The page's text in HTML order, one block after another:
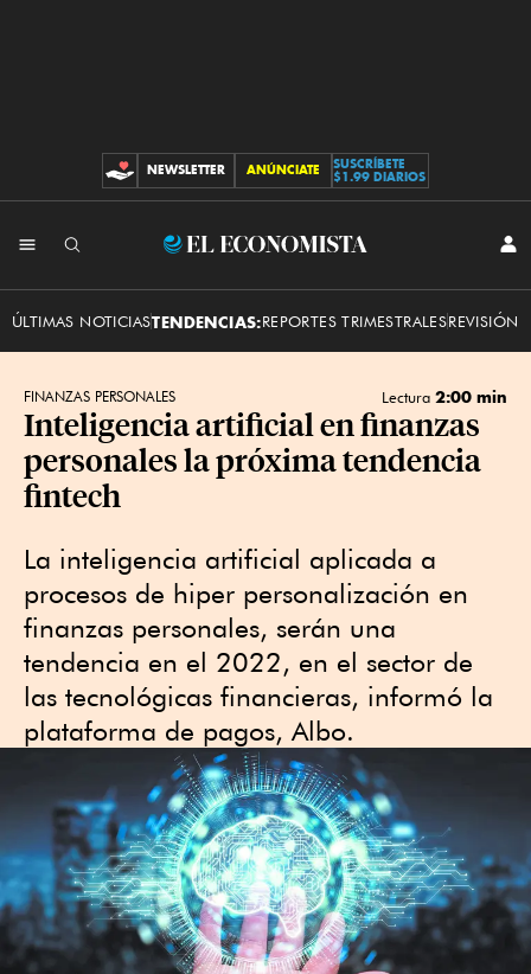
CONTRIBUCIONES
NEWSLETTER ANÚNCIATE
SUSCRÍBETE
$1.99 DIARIOS
El
ÚLTIMAS NOTICIASTENDENCIAS:REPORTES TRIMESTRALESREVISIÓN
FINANZAS PERSONALES Lectura 2:00 min
Inteligencia artificial en finanzas
personales la próxima tendencia
fintech
La inteligencia artificial aplicada a
procesos de hiper personalización en
finanzas personales, serán una
tendencia en el 2022, en el sector de
las tecnológicas financieras, informó la
plataforma de pagos, Albo.